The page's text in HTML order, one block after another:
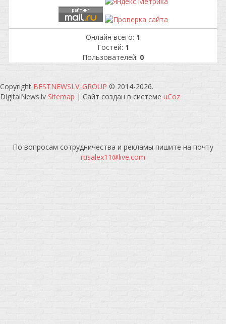
Онлайн всего: 1
Гостей: 1
Пользователей: 0
Copyright BESTNEWSLV_GROUP © 2014-2026.
DigitalNews.lv Sitemap | Сайт создан в системе uCoz
По вопросам сотрудничества и рекламы пишите на почту
rusalex11@live.com